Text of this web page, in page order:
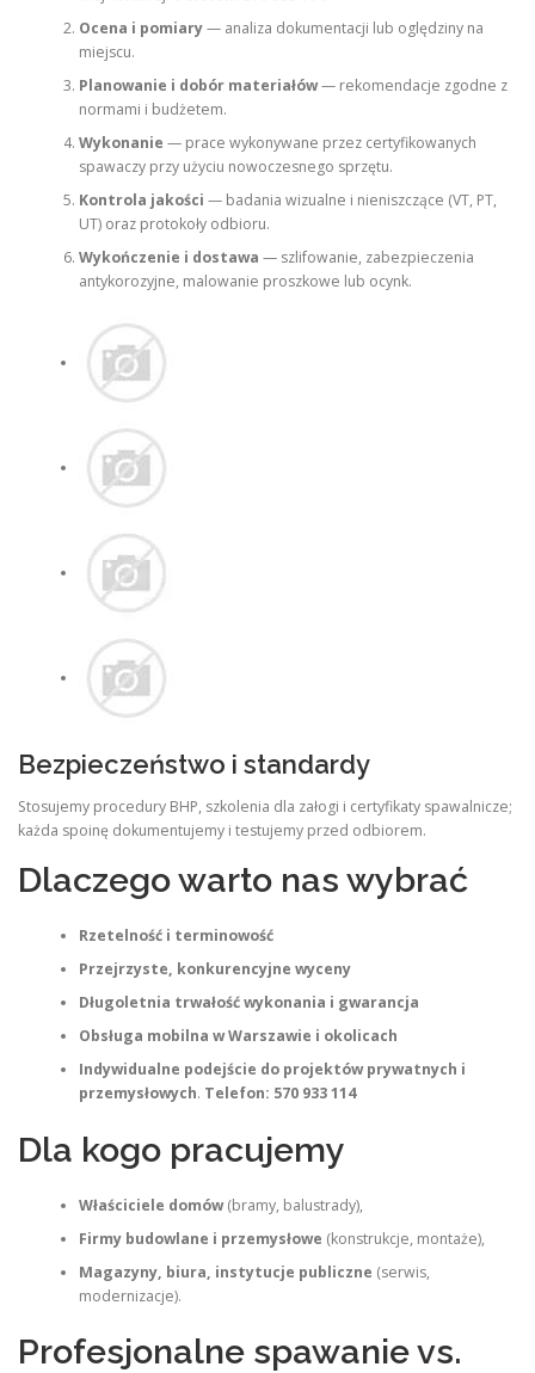
Ocena i pomiary— analiza dokumentacji lub oględziny na
miejscu.
Planowanie i dobór materiałów— rekomendacje zgodne z
normami i budżetem.
Wykonanie — prace wykonywane przez certyfikowanych
spawaczy przy użyciu nowoczesnego sprzętu.
Kontrola jakości — badania wizualne i nieniszczące (VT, PT,
UT) oraz protokoły odbioru.
Wykończenie i dostawa — szlifowanie, zabezpieczenia
antykorozyjne, malowanie proszkowe lub ocynk.
Bezpieczeństwo i standardy
Stosujemy procedury BHP, szkolenia dla załogi i certyfikaty spawalnicze;
każda spoinę dokumentujemy i testujemy przed odbiorem.
Dlaczego warto nas wybrać
Rzetelność i terminowość
Przejrzyste, konkurencyjne wyceny
Długoletnia trwałość wykonania i gwarancja
Obsługa mobilna w Warszawie i okolicach
Indywidualne podejście do projektów prywatnych i
przemysłowych. Telefon: 570 933 114
Dla kogo pracujemy
Właściciele domów(bramy, balustrady),
Firmy budowlane i przemysłowe (konstrukcje, montaże),
Magazyny, biura, instytucje publiczne (serwis,
modernizacje).
Profesjonalne spawanie vs.